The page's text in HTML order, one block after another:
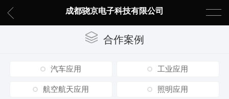
成都骁京电子科技有限公司
合作案例
汽车应用 工业应用
航空航天应用 照明应用